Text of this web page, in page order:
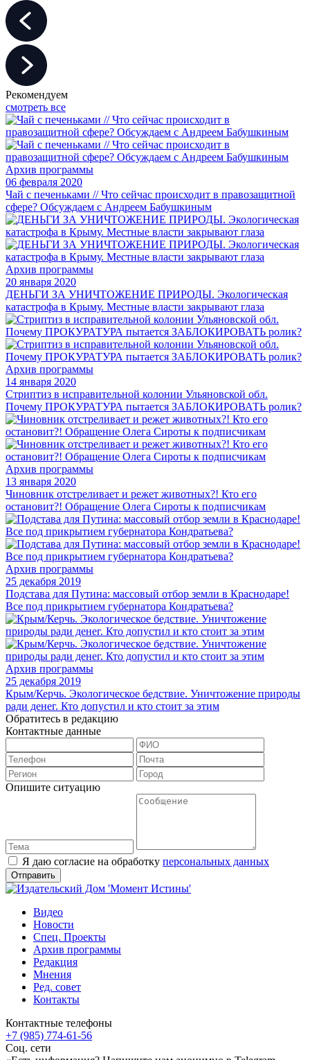
Рекомендуем
смотреть все
Архив программы
06 февраля 2020
Чай с печеньками // Что сейчас происходит в правозащитной
сфере? Обсуждаем с Андреем Бабушкиным
Архив программы
20 января 2020
ДЕНЬГИ ЗА УНИЧТОЖЕНИЕ ПРИРОДЫ. Экологическая
катастрофа в Крыму. Местные власти закрывают глаза
Архив программы
14 января 2020
Стриптиз в исправительной колонии Ульяновской обл.
Почему ПРОКУРАТУРА пытается ЗАБЛОКИРОВАТЬ ролик?
Архив программы
13 января 2020
Чиновник отстреливает и режет животных?! Кто его
остановит?! Обращение Олега Сироты к подписчикам
Архив программы
25 декабря 2019
Подстава для Путина: массовый отбор земли в Краснодаре!
Все под прикрытием губернатора Кондратьева?
Архив программы
25 декабря 2019
Крым/Керчь. Экологическое бедствие. Уничтожение природы
ради денег. Кто допустил и кто стоит за этим
Обратитесь в редакцию
Контактные данные
Опишите ситуацию
Я даю согласие на обработку персональных данных
Видео
Новости
Спец. Проекты
Архив программы
Редакция
Мнения
Ред. совет
Контакты
Контактные телефоны
+7 (985) 774-61-56
Соц. сети